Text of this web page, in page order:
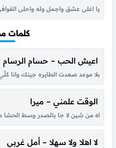
يا اغلى عشق واجمل وله واحلى
كلمات
اعيش الحب – حسام الرسام
بلا موعد صعدت الطايره جيتك
الوقت علمني – ميرا
اه من شين لا جا بالصدر وسط الحشا
لا اهلا ولا سهلا – أمل غربي